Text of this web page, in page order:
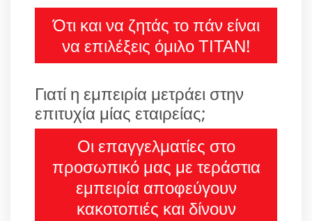
Ότι και να ζητάς το πάν είναι
να επιλέξεις όμιλο ΤΙΤΑΝ!
Γιατί η εμπειρία μετράει στην
επιτυχία μίας εταιρείας;
Οι επαγγελματίες στο
προσωπικό μας με τεράστια
εμπειρία αποφεύγουν
κακοτοπιές και δίνουν